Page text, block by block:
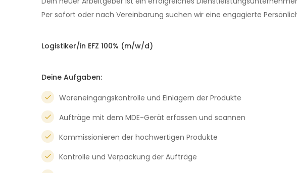
Per sofort oder nach Vereinbarung suchen wir eine engagierte
Logistiker/in EFZ 100% (m/w/d)
Deine Aufgaben:
Wareneingangskontrolle und Einlagern der Produkte
Aufträge mit dem MDE-Gerät erfassen und scannen
Kommissionieren der hochwertigen Produkte
Kontrolle und Verpackung der Aufträge